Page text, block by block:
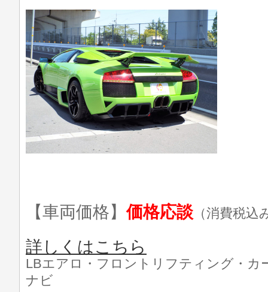
【車両価格】価格応談 （消費税込
詳しくはこちら
LBエアロ・フロントリフティング・カ
ナビ